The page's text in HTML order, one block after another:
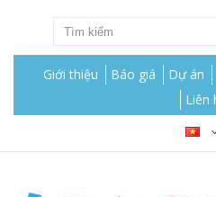
Giới thiệu Báo giá Dự án
Liên